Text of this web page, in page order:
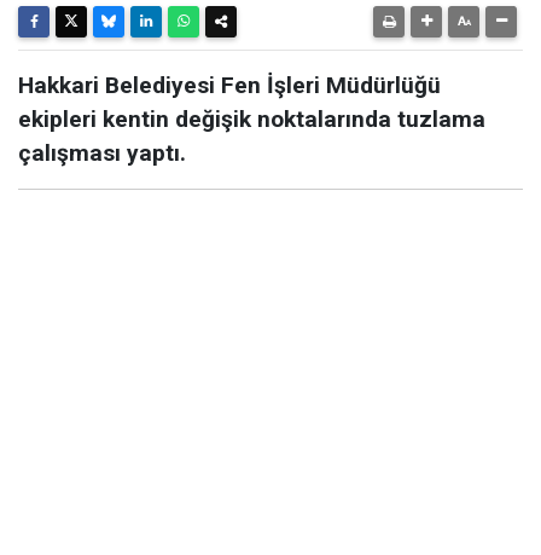
Hakkari Belediyesi Fen İşleri Müdürlüğü
ekipleri kentin değişik noktalarında tuzlama
çalışması yaptı.